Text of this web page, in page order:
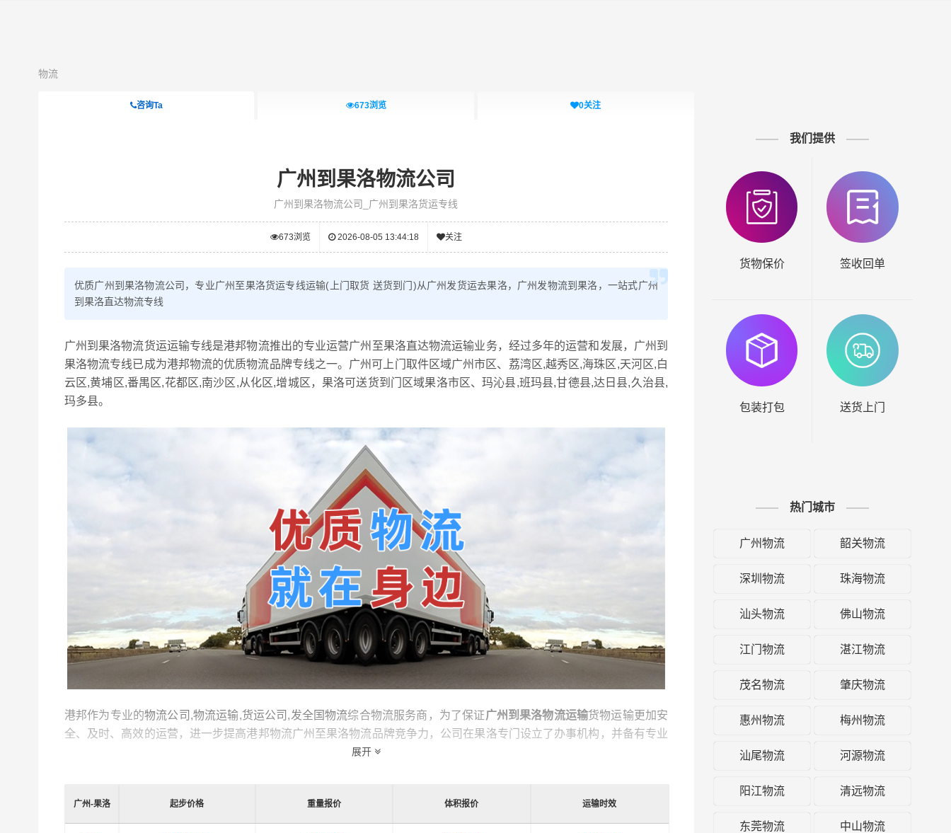
物流
咨询Ta 673浏览 0关注
广州到果洛物流公司
广州到果洛物流公司_广州到果洛货运专线
673浏览 2026-08-05 13:44:18 关注
优质广州到果洛物流公司，专业广州至果洛货运专线运输(上门取货 送货到门)从广州发货运去果洛，广州发物流到果洛，一站式广州
到果洛直达物流专线
广州到果洛物流货运运输专线是港邦物流推出的专业运营广州至果洛直达物流运输业务，经过多年的运营和发展，广州到
果洛物流专线已成为港邦物流的优质物流品牌专线之一。广州可上门取件区域广州市区、荔湾区,越秀区,海珠区,天河区,白
云区,黄埔区,番禺区,花都区,南沙区,从化区,增城区，果洛可送货到门区域果洛市区、玛沁县,班玛县,甘德县,达日县,久治县,
玛多县。
港邦作为专业的物流公司,物流运输,货运公司,发全国物流综合物流服务商，为了保证广州到果洛物流运输货物运输更加安
全、及时、高效的运营，进一步提高港邦物流广州至果洛物流品牌竞争力，公司在果洛专门设立了办事机构，并备有专业
的物流工作人员与您及时沟通，为您提供从广州到果洛的物流运输相关延伸服务，极大的保障了货物的准时到达和及时派
同时，为了方便广大客户从广州物流到果洛的不同运输时效和物流成本要求，港邦特推出 广州到果洛物流多种运输方式，
以此来降低从广州到果洛运输的物流成本，提高由广州发货到果洛的物流效率，以便为新老客户提供更加优质完善的一站
展开
广州-果洛 起步价格 重量报价 体积报价 运输时效
我们提供
货物保价 签收回单
包装打包 送货上门
热门城市
广州物流 韶关物流
深圳物流 珠海物流
汕头物流 佛山物流
江门物流 湛江物流
茂名物流 肇庆物流
惠州物流 梅州物流
汕尾物流 河源物流
阳江物流 清远物流
东莞物流 中山物流